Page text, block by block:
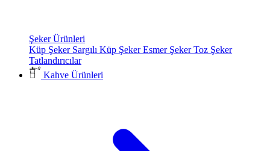
Şeker Ürünleri
Küp Şeker Sargılı Küp ŞekerEsmer ŞekerToz Şeker
Tatlandırıcılar
Kahve Ürünleri